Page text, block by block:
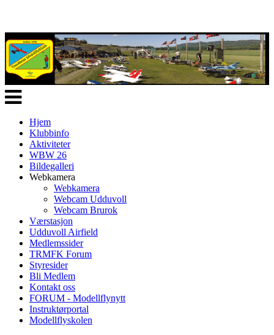
Veksle
navigasjon
Hjem
Klubbinfo
Aktiviteter
WBW 26
Bildegalleri
Webkamera
Webkamera
Webcam Udduvoll
Webcam Brurok
Værstasjon
Udduvoll Airfield
Medlemssider
TRMFK Forum
Styresider
Bli Medlem
Kontakt oss
FORUM - Modellflynytt
Instruktørportal
Modellflyskolen